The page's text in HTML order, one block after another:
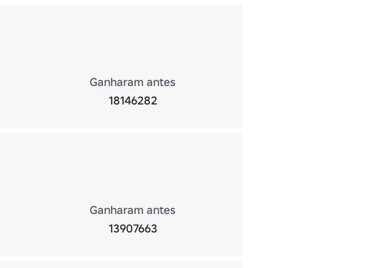
Ganharam antes
18146282
Ganharam antes
13907663